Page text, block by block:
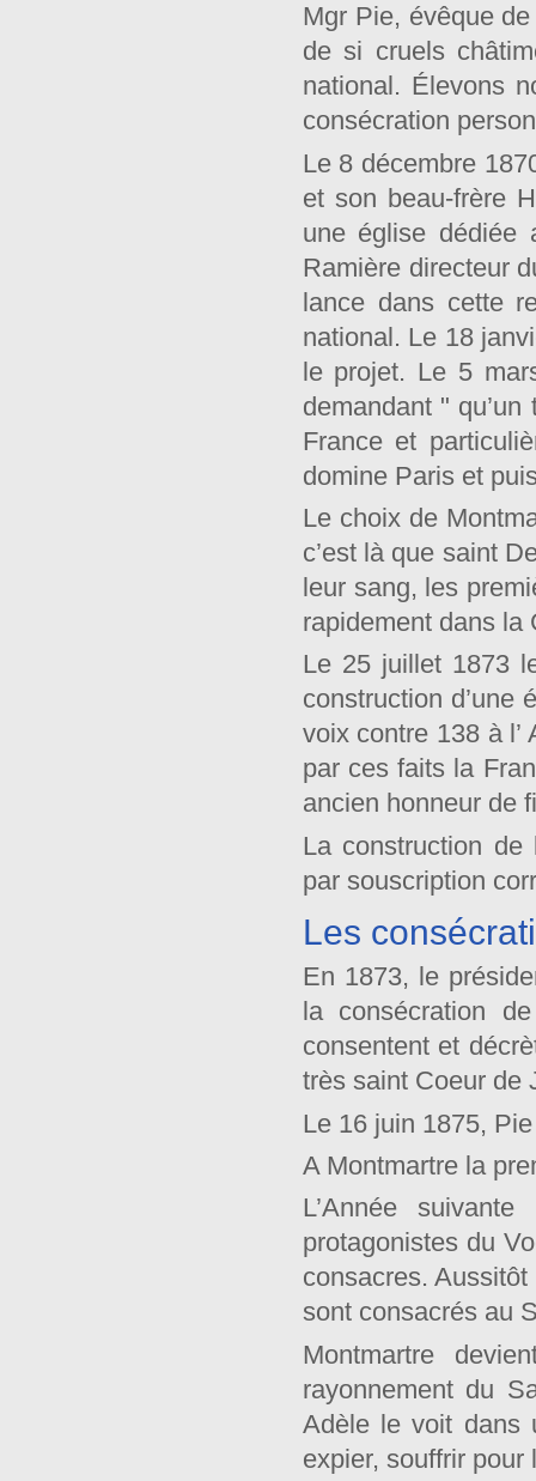
Mgr Pie, évêque
de si cruels
national. Élevons
consécration
Le 8 décembre
et son beau-frère
une église dédiée
Ramière directeur
lance dans cette
national. Le 18
le projet. Le 5
demandant "
France et
domine Paris et
Le choix de
c’est là que saint
leur sang, les
rapidement dans la
Le 25 juillet 1873
construction d’une
voix contre 138 à
par ces faits la
ancien honneur de
La construction de
par souscription
Les
En 1873, le
la consécration
consentent et
très saint Coeur de
Le 16 juin 1875,
A Montmartre la
L’Année
protagonistes du
consacres.
sont consacrés au
Montmartre
rayonnement du
Adèle le voit dans
expier, souffrir pour